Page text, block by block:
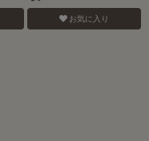
お気に入り